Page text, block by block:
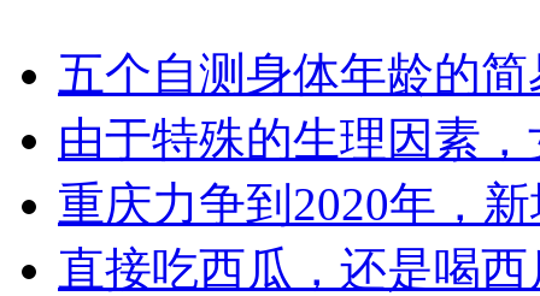
五个自测身体年龄的简
由于特殊的生理因素，
重庆力争到2020年，
直接吃西瓜，还是喝西